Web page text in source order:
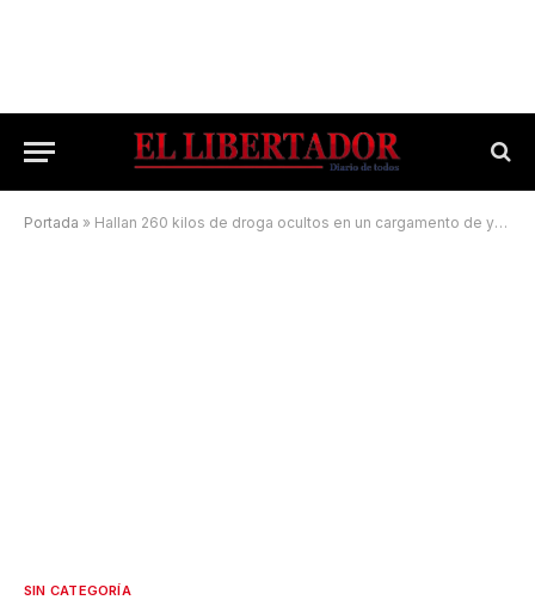
Portada » Hallan 260 kilos de droga ocultos en un cargamento de yerba
SIN CATEGORÍA